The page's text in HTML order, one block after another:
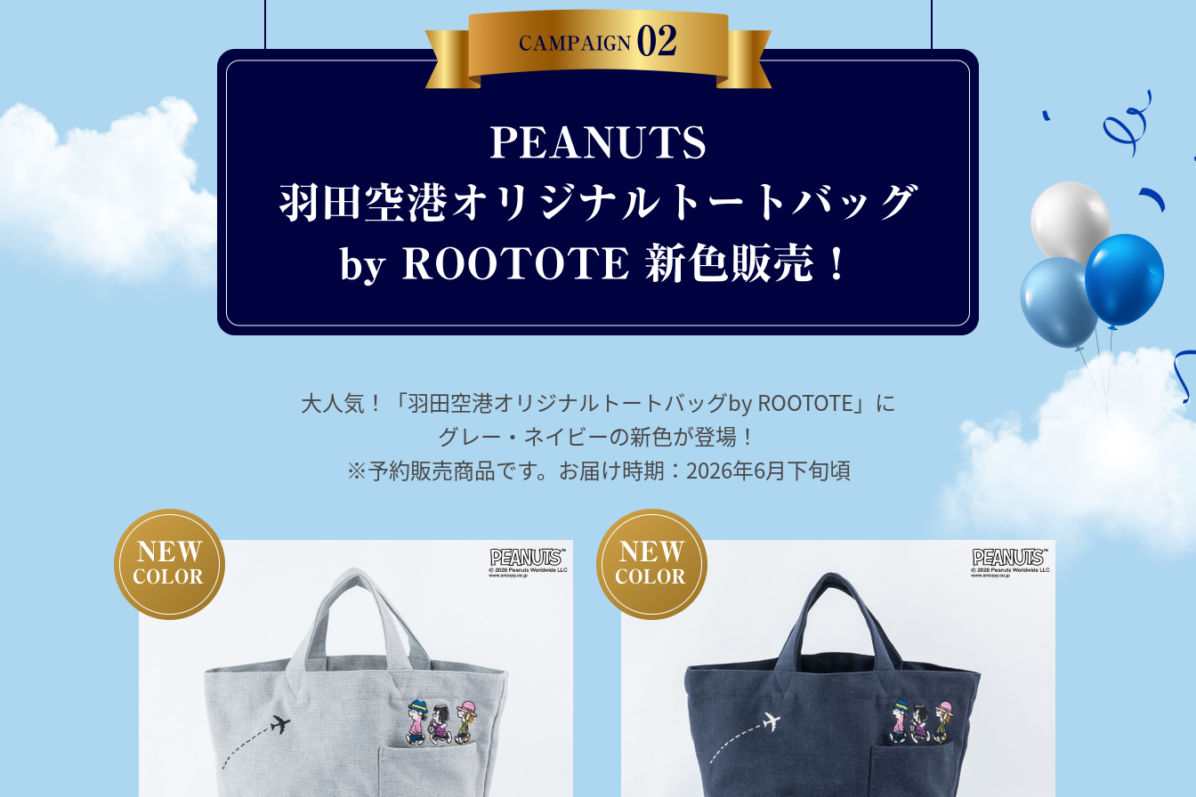
大人気！「羽田空港オリジナルトートバッグby ROOTOTE」に
グレー・ネイビーの新色が登場！
※予約販売商品です。 お届け時期：2026年6月下旬頃